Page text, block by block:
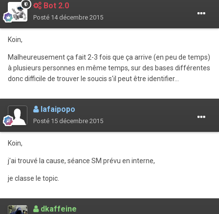
Bot 2.0
Posté 14 décembre 2015
Koin,
Malheureusement ça fait 2-3 fois que ça arrive (en peu de temps)
à plusieurs personnes en même temps, sur des bases différentes
donc difficile de trouver le soucis s'il peut être identifier...
lafaipopo
Posté 15 décembre 2015
Koin,
j'ai trouvé la cause, séance SM prévu en interne,
je classe le topic.
dkaffeine